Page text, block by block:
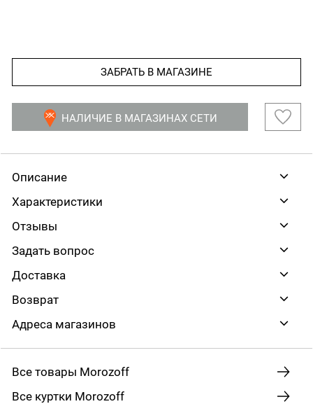
ЗАБРАТЬ В МАГАЗИНЕ
НАЛИЧИЕ В МАГАЗИНАХ СЕТИ
Описание
Характеристики
Отзывы
Задать вопрос
Доставка
Возврат
Адреса магазинов
Все товары Morozoff
Все куртки Morozoff